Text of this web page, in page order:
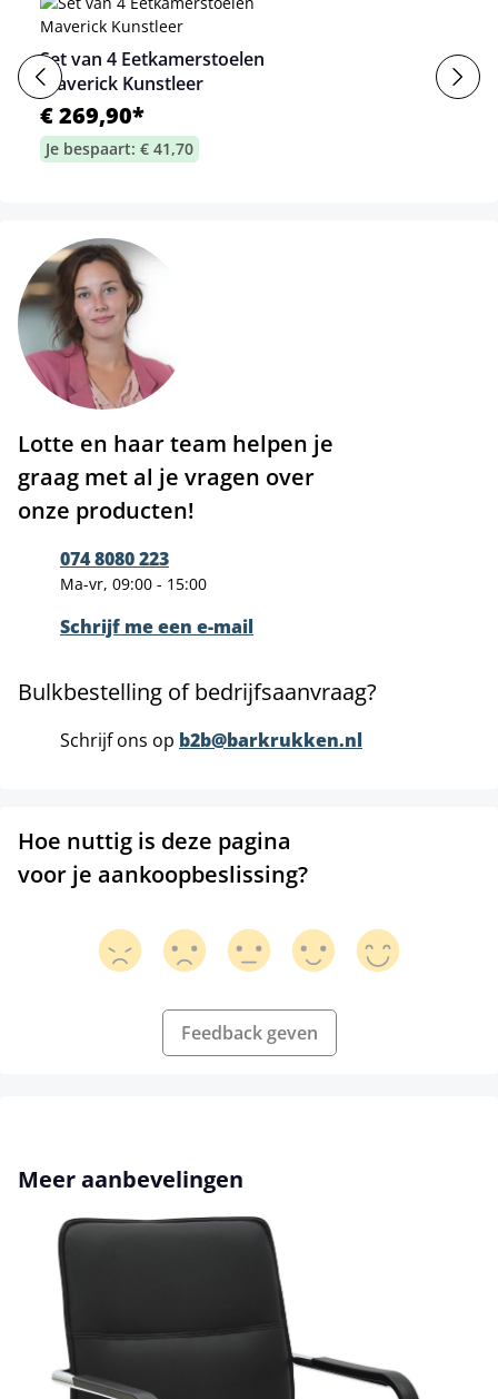
Set van 4 Eetkamerstoelen
Maverick Kunstleer
€ 269,90*
Je bespaart: € 41,70
Lotte en haar team helpen je
graag met al je vragen over
onze producten!
074 8080 223
Ma-vr, 09:00 - 15:00
Schrijf me een e-mail
Bulkbestelling of bedrijfsaanvraag?
Schrijf ons op b2b@barkrukken.nl
Hoe nuttig is deze pagina
voor je aankoopbeslissing?
Feedback geven
Productgalerij overslaan
Meer aanbevelingen